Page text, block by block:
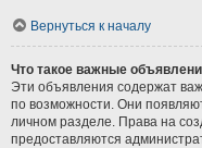
Вернуться к началу
Что такое важные
Эти объявления содержат
по возможности. Они
личном разделе. Права на
предоставляются